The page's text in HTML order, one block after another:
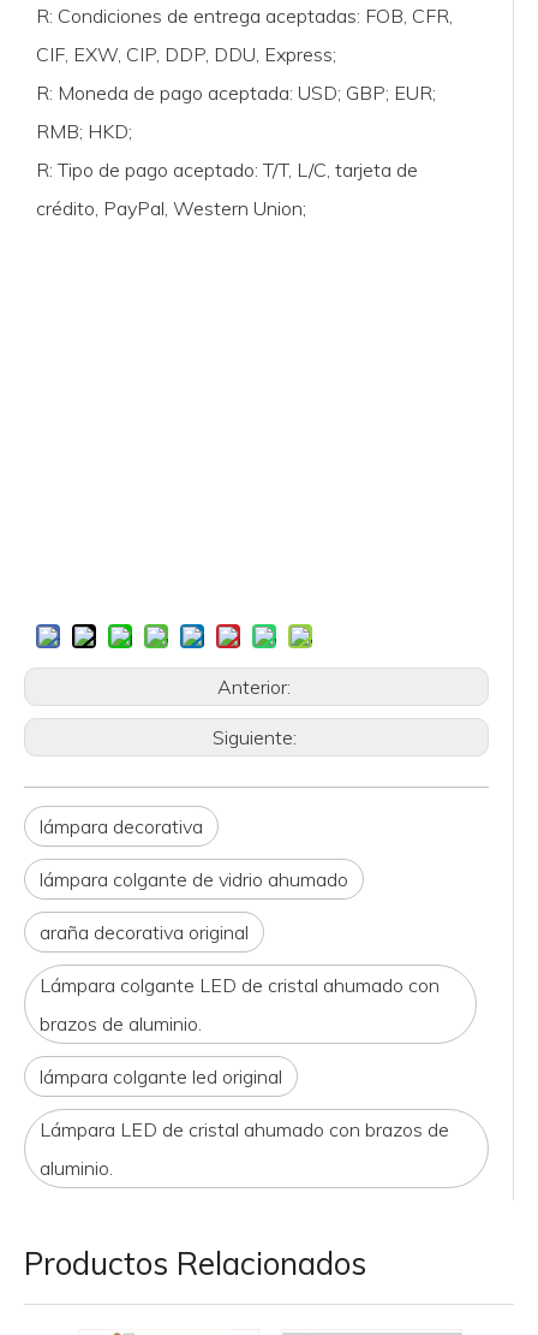
R: Condiciones de entrega aceptadas: FOB, CFR,
CIF, EXW, CIP, DDP, DDU, Express;
R: Moneda de pago aceptada: USD; GBP; EUR;
RMB; HKD;
R: Tipo de pago aceptado: T/T, L/C, tarjeta de
crédito, PayPal, Western Union;
Anterior:
Siguiente:
lámpara decorativa
lámpara colgante de vidrio ahumado
araña decorativa original
Lámpara colgante LED de cristal ahumado con
brazos de aluminio.
lámpara colgante led original
Lámpara LED de cristal ahumado con brazos de
aluminio.
Productos Relacionados